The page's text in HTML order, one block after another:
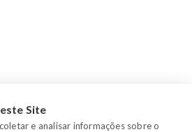
Site
e analisar informações sobre o